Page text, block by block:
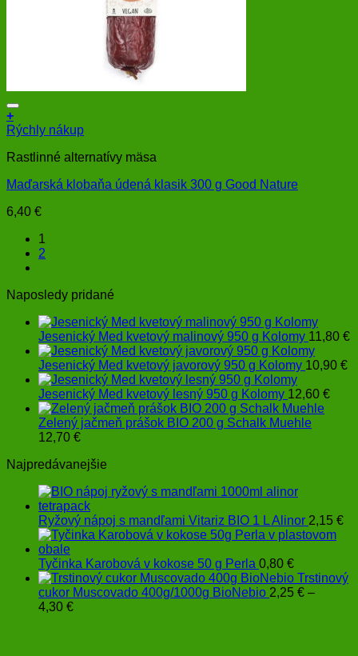
+
Rýchly nákup
Rastlinné alternatívy mäsa
Maďarská klobaňa údená klasik 300 g Good Nature
6,40 €
1
2
Naposledy pridané
Jesenický Med kvetový malinový 950 g Kolomy 11,80 €
Jesenický Med kvetový javorový 950 g Kolomy 10,90 €
Jesenický Med kvetový lesný 950 g Kolomy 12,60 €
Zelený jačmeň prášok BIO 200 g Schalk Muehle
12,70 €
Najpredávanejšie
Ryžový nápoj s mandľami Vitariz BIO 1 L Alinor 2,15 €
Tyčinka Karobová v kokose 50 g Perla 0,80 €
Trstinový
cukor Muscovado 400g/1000g BioNebio 2,25 € –
4,30 €Price